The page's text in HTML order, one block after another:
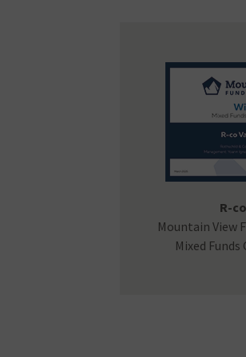
R-
Mountain View
Mixed